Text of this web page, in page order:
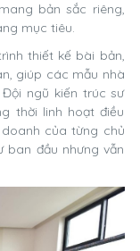
bản sắc riêng,
mục tiêu.
thiết kế bài bản,
giúp các mẫu nhà
ngũ kiến trúc sư
thời linh hoạt điều
của từng chủ
đầu nhưng vẫn